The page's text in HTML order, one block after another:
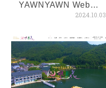
YAWNYAWN Webサ
2024.10.03